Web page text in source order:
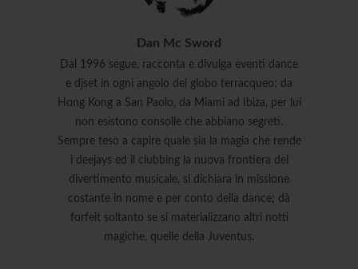
Dan Mc Sword
Dal 1996 segue, racconta e divulga eventi dance
e djset in ogni angolo del globo terracqueo: da
Hong Kong a San Paolo, da Miami ad Ibiza, per lui
non esistono consolle che abbiano segreti.
Sempre teso a capire quale sia la magia che rende
i deejays ed il clubbing la nuova frontiera del
divertimento musicale, si dichiara in missione
costante in nome e per conto della dance; dà
forfeit soltanto se si materializzano altri notti
magiche, quelle della Juventus.